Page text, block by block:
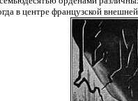
в центре французской